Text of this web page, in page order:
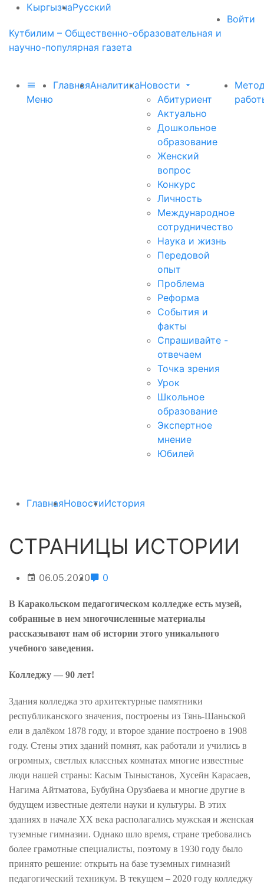
КыргызчаРусский
Войти
Кутбилим – Общественно-образовательная и
научно-популярная газета
Меню
ГлавнаяАналитикаНовости
Абитуриент
Актуально
Дошкольное
образование
Женский
вопрос
Конкурс
Личность
Международное
сотрудничество
Наука и жизнь
Передовой
опыт
Проблема
Реформа
События и
факты
Спрашивайте -
отвечаем
Точка зрения
Урок
Школьное
образование
Экспертное
мнение
Юбилей
ГлавнаяНовостиИстория
СТРАНИЦЫ ИСТОРИИ
06.05.2020 0
В Каракольском педагогическом колледже есть музей,
собранные в нем многочисленные материалы
рассказывают нам об истории этого уникального
учебного заведения.
Колледжу — 90 лет!
Здания колледжа это архитектурные памятники
республиканского значения, построены из Тянь-Шаньской
ели в далёком 1878 году, и второе здание построено в 1908
году. Стены этих зданий помнят, как работали и учились в
огромных, светлых классных комнатах многие известные
люди нашей страны: Касым Тыныстанов, Хусейн Карасаев,
Нагима Айтматова, Бубуйна Орузбаева и многие другие в
будущем известные деятели науки и культуры. В этих
зданиях в начале ХХ века располагались мужская и женская
туземные гимназии. Однако шло время, стране требовались
более грамотные специалисты, поэтому в 1930 году было
принято решение: открыть на базе туземных гимназий
педагогический техникум. В текущем – 2020 году колледжу